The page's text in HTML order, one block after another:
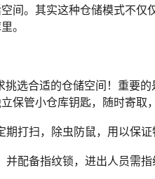
间。其实这种仓储模式不仅
。
选合适的仓储空间！重要
保管小仓库钥匙，随时寄取
打扫，除虫防鼠，用以保
配备指纹锁，进出人员需指